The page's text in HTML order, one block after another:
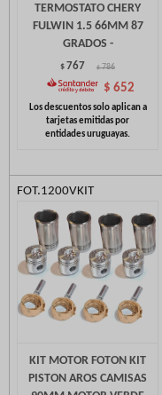
TERMOSTATO CHERY
FULWIN 1.5 66MM 87
GRADOS -
$767 $ 786
$ 652
FOT.1200VKIT
KIT MOTOR FOTON KIT
PISTON AROS CAMISAS